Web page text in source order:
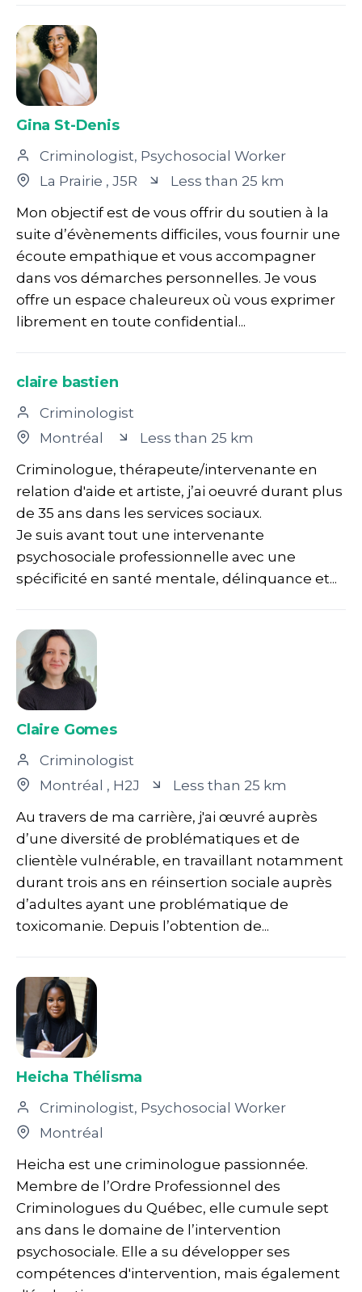
Gina St-Denis
Criminologist, Psychosocial Worker
La Prairie , J5R
Less than 25 km
Mon objectif est de vous offrir du soutien à la
suite d’évènements difficiles, vous fournir une
écoute empathique et vous accompagner
dans vos démarches personnelles. Je vous
offre un espace chaleureux où vous exprimer
librement en toute confidential...
claire bastien
Criminologist
Montréal
Less than 25 km
Criminologue, thérapeute/intervenante en
relation d'aide et artiste, j’ai oeuvré durant plus
de 35 ans dans les services sociaux.
Je suis avant tout une intervenante
psychosociale professionnelle avec une
spécificité en santé mentale, délinquance et...
Claire Gomes
Criminologist
Montréal , H2J
Less than 25 km
Au travers de ma carrière, j'ai œuvré auprès
d’une diversité de problématiques et de
clientèle vulnérable, en travaillant notamment
durant trois ans en réinsertion sociale auprès
d’adultes ayant une problématique de
toxicomanie. Depuis l’obtention de...
Heicha Thélisma
Criminologist, Psychosocial Worker
Montréal
Heicha est une criminologue passionnée.
Membre de l’Ordre Professionnel des
Criminologues du Québec, elle cumule sept
ans dans le domaine de l’intervention
psychosociale. Elle a su développer ses
compétences d'intervention, mais également